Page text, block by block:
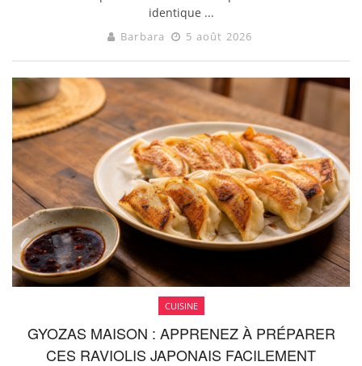
identique ...
Barbara 5 août 2026
CUISINE
GYOZAS MAISON : APPRENEZ À PRÉPARER
CES RAVIOLIS JAPONAIS FACILEMENT